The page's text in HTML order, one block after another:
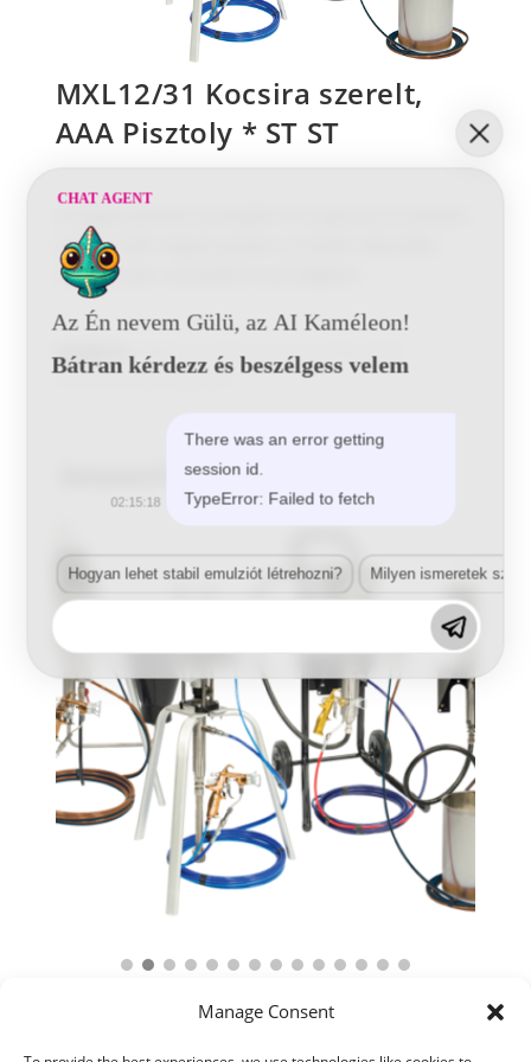
Manage Consent
MXL12/31 Kocsira szerelt,
AAA Pisztoly * ST ST
A Binks halk magasnyomású pumpák választéka
minden Ipari szereplőt ki tud elégíteni.
Kategória: Magasnyomású pumpa konfigurációk
Airless/AAA pisztolyokkal
Related Products
CHAT AGENT
Az Én nevem Gülü, az AI Kaméleon!
Bátran kérdezz és beszélgess velem
There was an error getting
session id.
TypeError: Failed to fetch
02:15:18
Hogyan lehet stabil emulziót létrehozni? Milyen ismeretek